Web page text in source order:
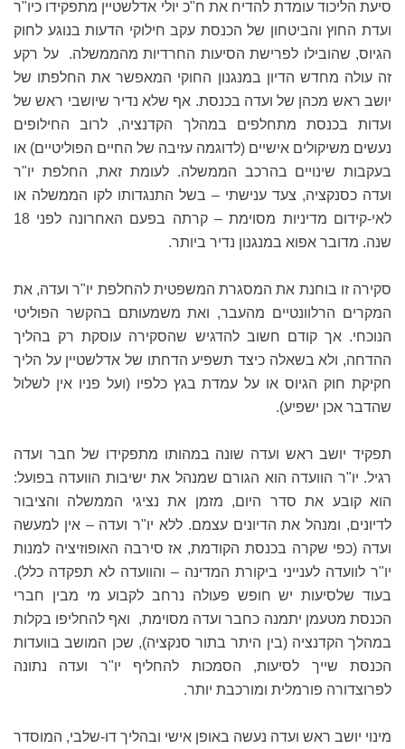
סיעת הליכוד עומדת להדיח את ח"כ יולי אדלשטיין מתפקידו כיו"ר
ועדת החוץ והביטחון של הכנסת עקב חילוקי הדעות בנוגע לחוק
הגיוס, שהובילו לפרישת הסיעות החרדיות מהממשלה. על רקע
זה עולה מחדש הדיון במנגנון החוקי המאפשר את החלפתו של
יושב ראש מכהן של ועדה בכנסת. אף שלא נדיר שיושבי ראש של
ועדות בכנסת מתחלפים במהלך הקדנציה, לרוב החילופים
נעשים משיקולים אישיים (לדוגמה עזיבה של החיים הפוליטיים) או
בעקבות שינויים בהרכב הממשלה. לעומת זאת, החלפת יו"ר
ועדה כסנקציה, צעד ענישתי – בשל התנגדותו לקו הממשלה או
לאי-קידום מדיניות מסוימת – קרתה בפעם האחרונה לפני 18
שנה. מדובר אפוא במנגנון נדיר ביותר.
סקירה זו בוחנת את המסגרת המשפטית להחלפת יו"ר ועדה, את
המקרים הרלוונטיים מהעבר, ואת משמעותם בהקשר הפוליטי
הנוכחי. אך קודם חשוב להדגיש שהסקירה עוסקת רק בהליך
ההדחה, ולא בשאלה כיצד תשפיע הדחתו של אדלשטיין על הליך
חקיקת חוק הגיוס או על עמדת בגץ כלפיו (ועל פניו אין לשלול
שהדבר אכן ישפיע).
תפקיד יושב ראש ועדה שונה במהותו מתפקידו של חבר ועדה
רגיל. יו"ר הוועדה הוא הגורם שמנהל את ישיבות הוועדה בפועל:
הוא קובע את סדר היום, מזמן את נציגי הממשלה והציבור
לדיונים, ומנהל את הדיונים עצמם. ללא יו"ר ועדה – אין למעשה
ועדה (כפי שקרה בכנסת הקודמת, אז סירבה האופוזיציה למנות
יו"ר לוועדה לענייני ביקורת המדינה – והוועדה לא תפקדה כלל).
בעוד שלסיעות יש חופש פעולה נרחב לקבוע מי מבין חברי
הכנסת מטעמן יתמנה כחבר ועדה מסוימת, ואף להחליפו בקלות
במהלך הקדנציה (בין היתר בתור סנקציה), שכן המושב בוועדות
הכנסת שייך לסיעות, הסמכות להחליף יו"ר ועדה נתונה
לפרוצדורה פורמלית ומורכבת יותר.
מינוי יושב ראש ועדה נעשה באופן אישי ובהליך דו-שלבי, המוסדר